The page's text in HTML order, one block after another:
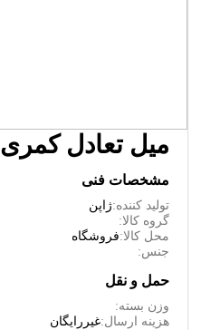
میل تعادل کمری 2007
مشخصات فنی
تولید کننده:ژاپن
گروه کالا:
محل کالا:فروشگاه
جنس:
حمل و نقل
وزن بسته:
هزینه ارسال:غیررایگان